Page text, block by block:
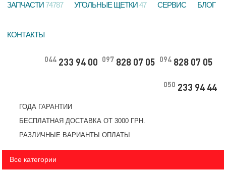
ЗАПЧАСТИ74787 УГОЛЬНЫЕ ЩЕТКИ47 СЕРВИС БЛОГ
КОНТАКТЫ
044233 94 00 097828 07 05 094828 07 05
050 233 94 44
ГОДА ГАРАНТИИ
БЕСПЛАТНАЯ ДОСТАВКА ОТ 3000 ГРН.
РАЗЛИЧНЫЕ ВАРИАНТЫ ОПЛАТЫ
Все категории